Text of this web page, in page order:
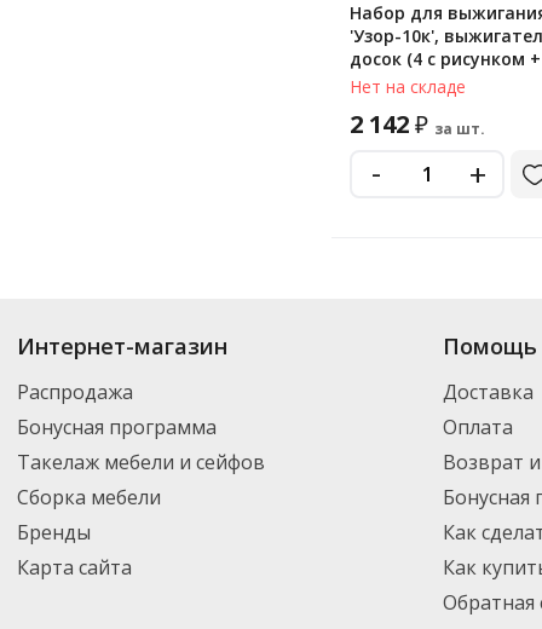
Набор для
'Узор-10к',
досок (4 с рисунком
чистых), 15x21 см,
королевство', 01817
Нет на складе
2 142₽ за шт.
- +
Купить
. В
Вы можете выбрать нужный товар и добавить его в корзину для
партнерской транспортной компанией DPD. Для постоянных
Интернет-магазин
Распродажа
Бонусная программа
Такелаж мебели и сейфов
Сборка мебели
Бренды
Карта сайта
Помощь
Доставка
Оплата
Возврат
Бонусная
Как
Как
Обратная